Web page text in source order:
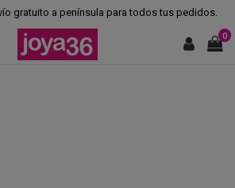
gratuito a península para todos tus pedidos.
0